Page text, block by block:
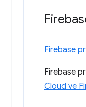
Firebase
Firebase
Cloud ve